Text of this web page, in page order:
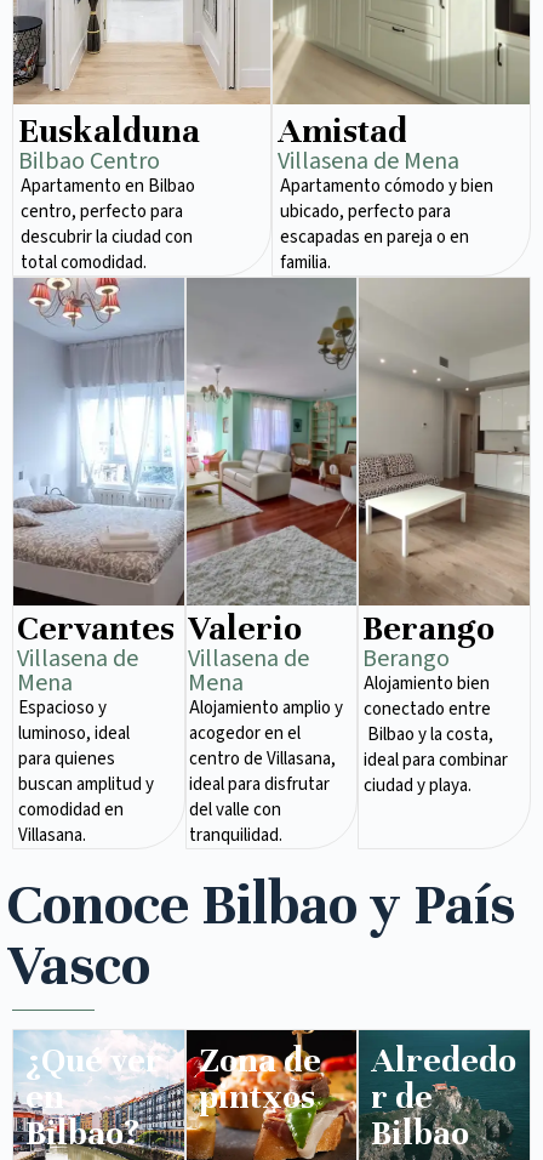
Euskalduna
Bilbao Centro
Apartamento en Bilbao
centro, perfecto para
descubrir la ciudad con
total comodidad.
Amistad
Villasena de Mena
Apartamento cómodo y bien
ubicado, perfecto para
escapadas en pareja o en
familia.
Cervantes
Villasena de
Mena​
Espacioso y
luminoso, ideal
para quienes
buscan amplitud y
comodidad en
Villasana.
Valerio
Villasena de
Mena​
Alojamiento amplio y
acogedor en el
centro de Villasana,
ideal para disfrutar
del valle con
tranquilidad.
Berango
Berango
Alojamiento bien
conectado entre
Bilbao y la costa,
ideal para combinar
ciudad y playa.
Conoce Bilbao y País
Vasco
¿Qué ver
en
Bilbao?
Zona de
pintxos​
Alrededo
r de
Bilbao